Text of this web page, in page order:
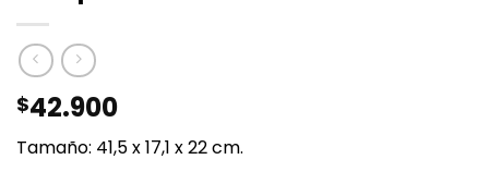
$42.900
Tamaño: 41,5 x 17,1 x 22 cm.